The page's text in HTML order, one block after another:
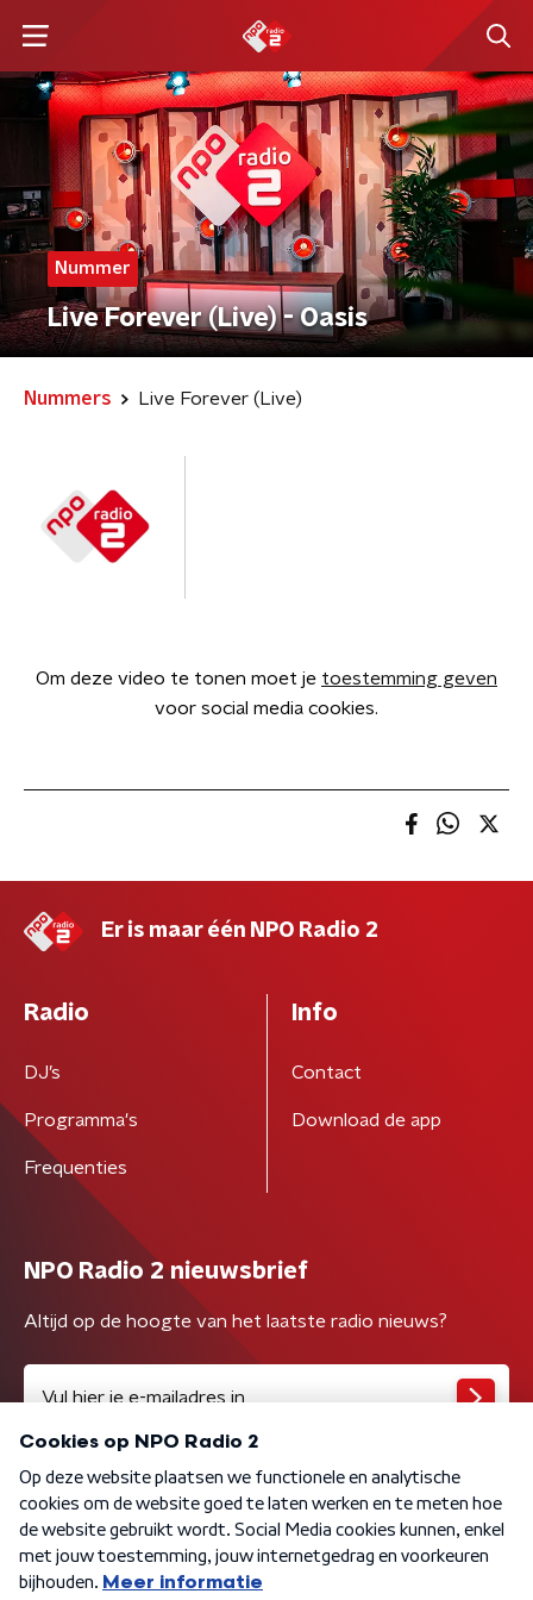
Nummer
Live Forever (Live) - Oasis
Nummers Live Forever (Live)
Om deze video te tonen moet je toestemming geven
voor social media cookies.
Er is maar één NPO Radio 2
Radio
DJ’s
Programma's
Frequenties
Info
Contact
Download de app
NPO Radio 2 nieuwsbrief
Altijd op de hoogte van het laatste radio nieuws?
Algemene voorwaarden